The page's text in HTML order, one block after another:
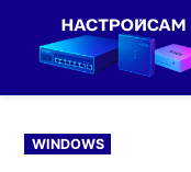
POSTED
IN
WINDOWS